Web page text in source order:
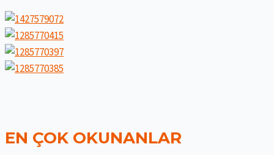
EN ÇOK OKUNANLAR